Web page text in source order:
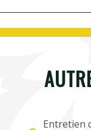
Entretien